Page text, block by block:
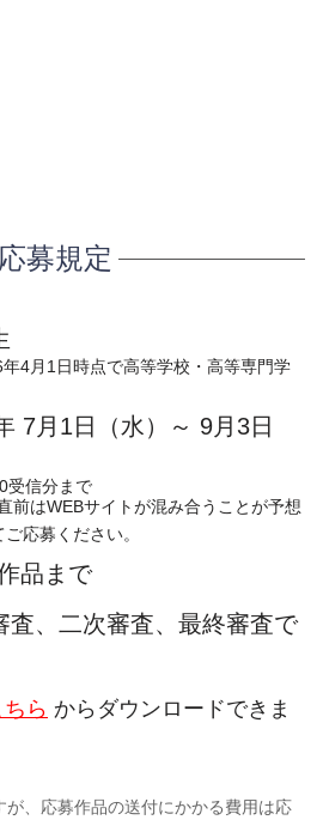
応募規定
4月1日時点で高等学校・高等専門学
7月1日（水）～ 9月3日
受信分まで
前はWEBサイトが混み合うことが予想
応募ください。
品まで
査、二次審査、最終審査で
ちら からダウンロードできま
が、応募作品の送付にかかる費用は応